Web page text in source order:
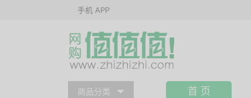
手机 APP
商品分类 首 页